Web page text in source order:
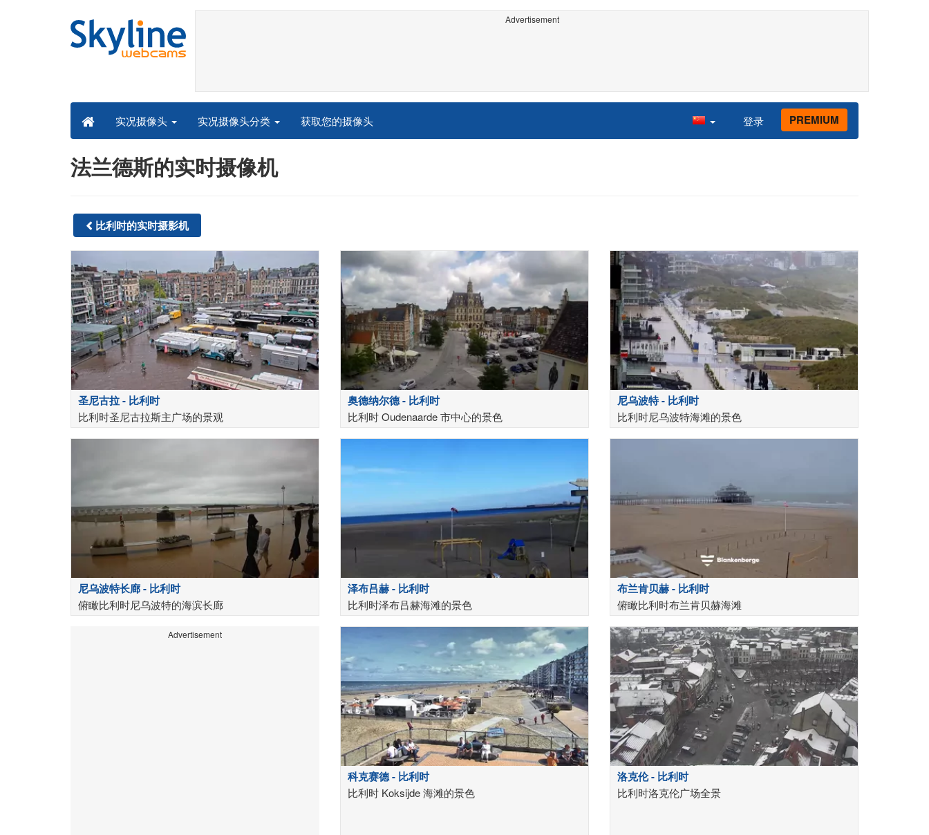
Advertisement
实况摄像头 实况摄像头分类 获取您的摄像头 登录 PREMIUM
法兰德斯的实时摄像机
比利时的实时摄影机
圣尼古拉 - 比利时
比利时圣尼古拉斯主广场的景观
奥德纳尔德 - 比利时
比利时 Oudenaarde 市中心的景色
尼乌波特 - 比利时
比利时尼乌波特海滩的景色
尼乌波特长廊 - 比利时
俯瞰比利时尼乌波特的海滨长廊
泽布吕赫 - 比利时
比利时泽布吕赫海滩的景色
布兰肯贝赫 - 比利时
俯瞰比利时布兰肯贝赫海滩
Advertisement
科克赛德 - 比利时
比利时 Koksijde 海滩的景色
洛克伦 - 比利时
比利时洛克伦广场全景